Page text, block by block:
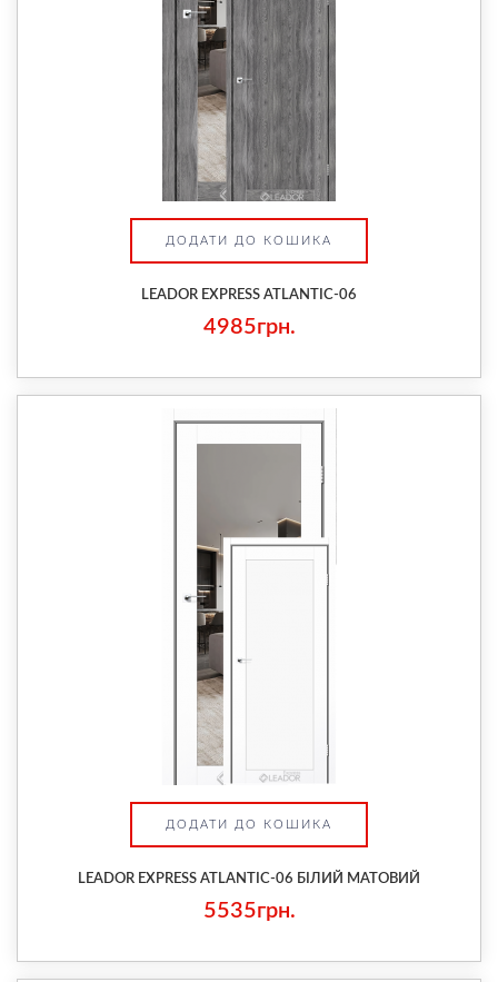
ДОДАТИ ДО КОШИКА
LEADOR EXPRESS ATLANTIC-06
4985грн.
ДОДАТИ ДО КОШИКА
LEADOR EXPRESS ATLANTIC-06 БІЛИЙ МАТОВИЙ
5535грн.